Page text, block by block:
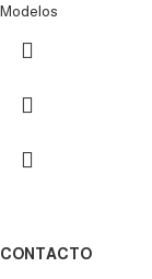
Modelos
CONTACTO